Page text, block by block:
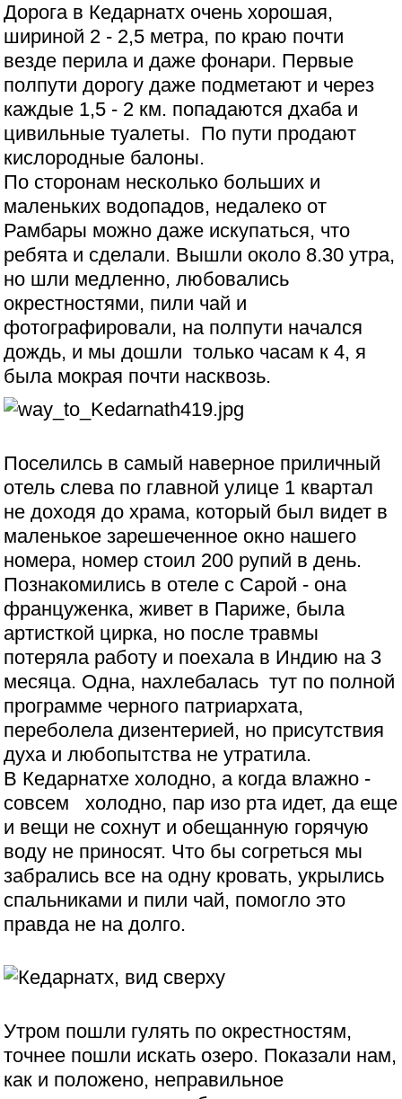
Дорога в Кедарнатх очень хорошая,
шириной 2 - 2,5 метра, по краю почти
везде перила и даже фонари. Первые
полпути дорогу даже подметают и через
каждые 1,5 - 2 км. попадаются дхаба и
цивильные туалеты. По пути продают
кислородные балоны.
По сторонам несколько больших и
маленьких водопадов, недалеко от
Рамбары можно даже искупаться, что
ребята и сделали. Вышли около 8.30 утра,
но шли медленно, любовались
окрестностями, пили чай и
фотографировали, на полпути начался
дождь, и мы дошли только часам к 4, я
была мокрая почти насквозь.
Поселилсь в самый наверное приличный
отель слева по главной улице 1 квартал
не доходя до храма, который был видет в
маленькое зарешеченное окно нашего
номера, номер стоил 200 рупий в день.
Познакомились в отеле с Сарой - она
француженка, живет в Париже, была
артисткой цирка, но после травмы
потеряла работу и поехала в Индию на 3
месяца. Одна, нахлебалась тут по полной
программе черного патриархата,
переболела дизентерией, но присутствия
духа и любопытства не утратила.
В Кедарнатхе холодно, а когда влажно -
совсем холодно, пар изо рта идет, да еще
и вещи не сохнут и обещанную горячую
воду не приносят. Что бы согреться мы
забрались все на одну кровать, укрылись
спальниками и пили чай, помогло это
правда не на долго.
Утром пошли гулять по окрестностям,
точнее пошли искать озеро. Показали нам,
как и положено, неправильное